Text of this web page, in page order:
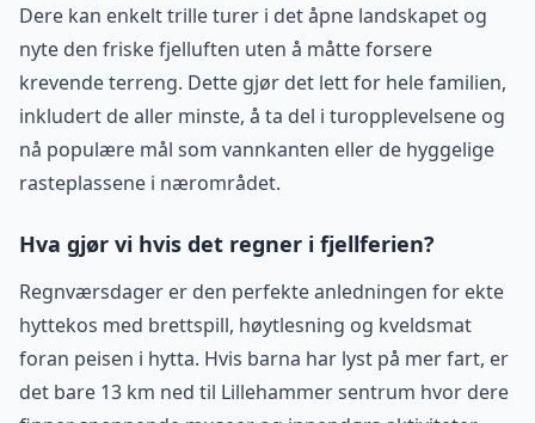
Dere kan enkelt trille turer i det åpne landskapet og
nyte den friske fjelluften uten å måtte forsere
krevende terreng. Dette gjør det lett for hele familien,
inkludert de aller minste, å ta del i turopplevelsene og
nå populære mål som vannkanten eller de hyggelige
rasteplassene i nærområdet.
Hva gjør vi hvis det regner i fjellferien?
Regnværsdager er den perfekte anledningen for ekte
hyttekos med brettspill, høytlesning og kveldsmat
foran peisen i hytta. Hvis barna har lyst på mer fart, er
det bare 13 km ned til Lillehammer sentrum hvor dere